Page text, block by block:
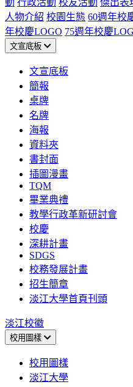
動 行政活動 校友活動 傑出表
人物介紹 校園生態 60週年校
年校慶LOGO 75週年校慶
文宣底板
文宣底板
簡報
桌牌
名牌
海報
資料夾
書封面
插圖漫畫
TQM
畢業典禮
教學行政革新研討會
校慶
深耕計畫
SDGS
校務發展計畫
招生簡章
淡江大學首頁刊頭
淡江校徽
校用圖樣
校用圖樣
淡江大學